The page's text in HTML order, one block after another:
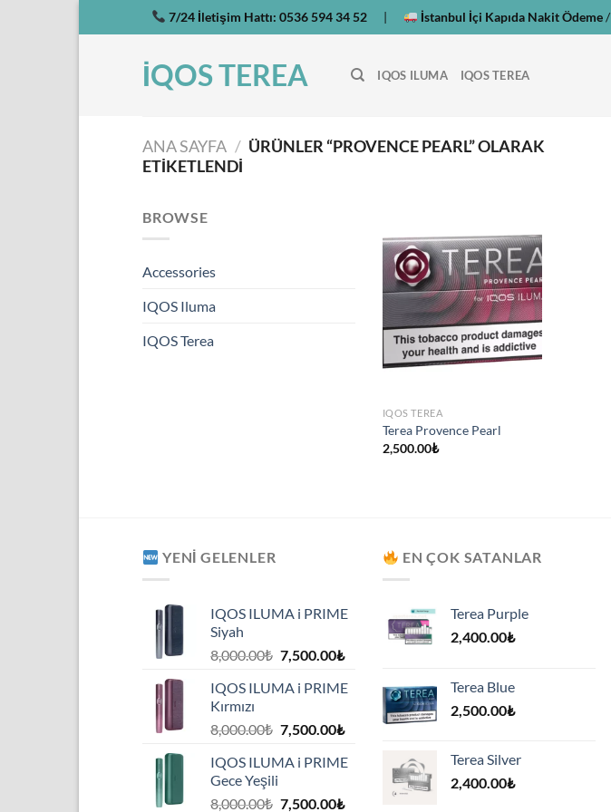
atla
7/24 İletişim Hattı: 0536 594 34 52 | İstanbul İçi Kapıda Nakit Ödeme/
İQOS TEREA IQOS ILUMA IQOS TEREA
ANA SAYFA / ÜRÜNLER “PROVENCE PEARL” OLARAK
ETIKETLENDI
BROWSE
Accessories
IQOS Iluma
IQOS Terea
IQOS TEREA
Terea Provence Pearl
2,500.00₺
YENI GELENLER
IQOS ILUMA i PRIME
Siyah
8,000.00₺ Orijinal
8,000.00₺.
7,500.00₺Şu
fiyat:
7,500.00₺.
IQOS ILUMA i PRIME
Kırmızı
8,000.00₺ Orijinal
8,000.00₺.
7,500.00₺Şu
fiyat:
7,500.00₺.
IQOS ILUMA i PRIME
Gece Yeşili
8,000.00₺ Orijinal
7,500.00₺Şu
EN ÇOK SATANLAR
Terea Purple
2,400.00₺
Terea Blue
2,500.00₺
Terea Silver
2,400.00₺